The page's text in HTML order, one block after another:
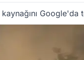
kaynağını